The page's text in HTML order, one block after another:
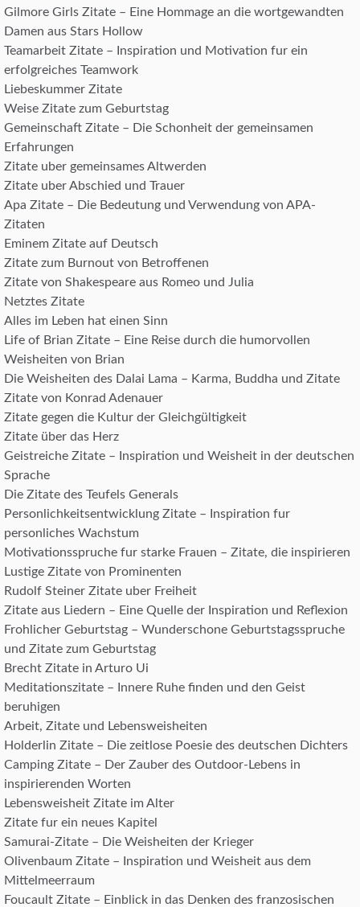
Gilmore Girls Zitate – Eine Hommage an die wortgewandten
Damen aus Stars Hollow
Teamarbeit Zitate – Inspiration und Motivation fur ein
erfolgreiches Teamwork
Liebeskummer Zitate
Weise Zitate zum Geburtstag
Gemeinschaft Zitate – Die Schonheit der gemeinsamen
Erfahrungen
Zitate uber gemeinsames Altwerden
Zitate uber Abschied und Trauer
Apa Zitate – Die Bedeutung und Verwendung von APA-
Zitaten
Eminem Zitate auf Deutsch
Zitate zum Burnout von Betroffenen
Zitate von Shakespeare aus Romeo und Julia
Netztes Zitate
Alles im Leben hat einen Sinn
Life of Brian Zitate – Eine Reise durch die humorvollen
Weisheiten von Brian
Die Weisheiten des Dalai Lama – Karma, Buddha und Zitate
Zitate von Konrad Adenauer
Zitate gegen die Kultur der Gleichgültigkeit
Zitate über das Herz
Geistreiche Zitate – Inspiration und Weisheit in der deutschen
Sprache
Die Zitate des Teufels Generals
Personlichkeitsentwicklung Zitate – Inspiration fur
personliches Wachstum
Motivationsspruche fur starke Frauen – Zitate, die inspirieren
Lustige Zitate von Prominenten
Rudolf Steiner Zitate uber Freiheit
Zitate aus Liedern – Eine Quelle der Inspiration und Reflexion
Frohlicher Geburtstag – Wunderschone Geburtstagsspruche
und Zitate zum Geburtstag
Brecht Zitate in Arturo Ui
Meditationszitate – Innere Ruhe finden und den Geist
beruhigen
Arbeit, Zitate und Lebensweisheiten
Holderlin Zitate – Die zeitlose Poesie des deutschen Dichters
Camping Zitate – Der Zauber des Outdoor-Lebens in
inspirierenden Worten
Lebensweisheit Zitate im Alter
Zitate fur ein neues Kapitel
Samurai-Zitate – Die Weisheiten der Krieger
Olivenbaum Zitate – Inspiration und Weisheit aus dem
Mittelmeerraum
Foucault Zitate – Einblick in das Denken des franzosischen